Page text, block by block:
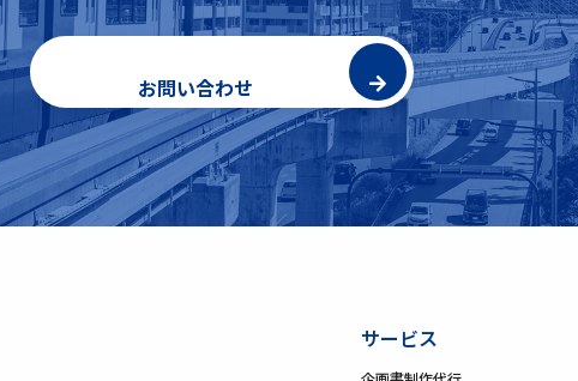
お問い合わせ
サービス